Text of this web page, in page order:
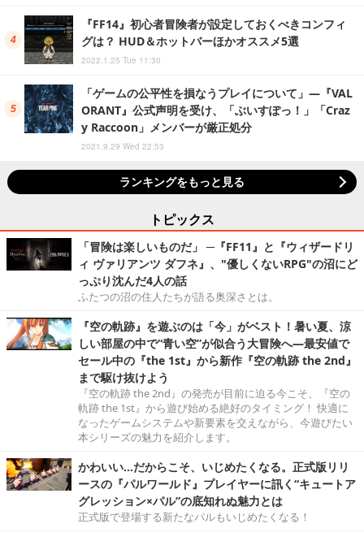
『FF14』初心者冒険者が設定しておくべきコンフィ
グは？ HUD＆ホットバーほかオススメ5選
2022.1.25 Tue 11:30
「ゲームの公平性を損なうプレイについて」―『VAL
ORANT』公式声明を受け、「ぶいすぽっ！」「Craz
y Raccoon」メンバーが厳正処分
2021.9.29 Wed 22:53
ランキングをもっと見る
トピックス
「冒険は楽しいものだ」 ─『FF11』と『ウィザードリ
ィ ヴァリアンツ ダフネ』、"優しくないRPG"の沼にど
っぷり沈んだ4人の話
ふたつの沼の住人たちが語る奥深さとは。
『空の軌跡』を遊ぶのは「今」がベスト！暑い夏、涼
しい部屋の中で“青い空”が似合う大冒険へ―最安値で
セール中の『the 1st』から新作『空の軌跡 the 2nd』
まで駆け抜けよう
『空の軌跡 the 2nd』の発売が目前に迫る今こそ、『空の
軌跡 the 1st』から遊び始める絶好のタイミング！ 快適に
なったゲームシステムや新要素を交えながら、今遊びたい
本シリーズの魅力を紹介します。
かわいい…だからこそ、いじめたくなる。正式版リリ
ースの『パルワールド』プレイヤーに訊く“キュートア
グレッション×パル”の底知れぬ魅力とは
正式版で登場する新たなパルもいじめたくなる！